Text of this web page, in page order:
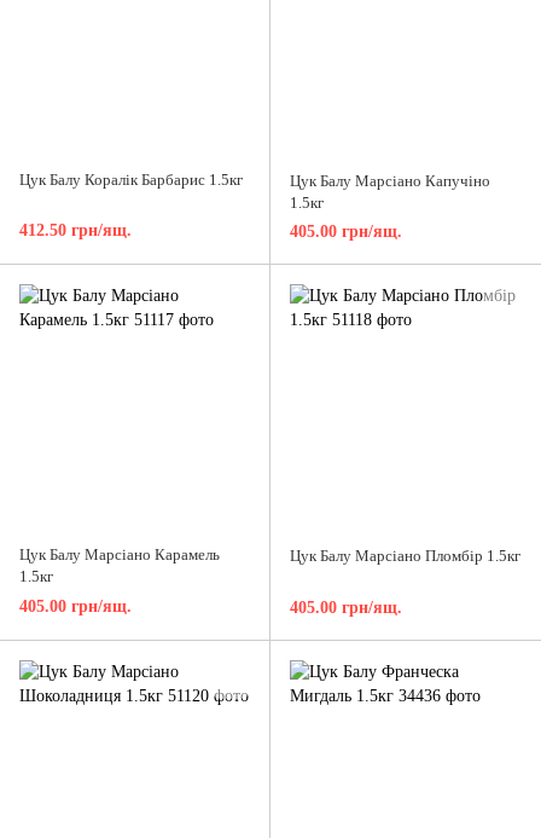
Цук Балу Коралік Барбарис 1.5кг
412.50 грн/ящ.
Цук Балу Марсіано Капучіно
1.5кг
405.00 грн/ящ.
Цук Балу Марсіано Карамель
1.5кг
405.00 грн/ящ.
Цук Балу Марсіано Пломбір 1.5кг
405.00 грн/ящ.